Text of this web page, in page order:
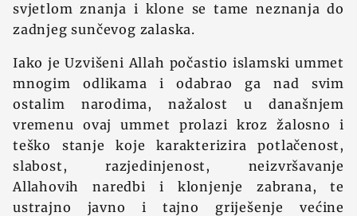
svjetlom znanja i klone se tame neznanja do
zadnjeg sunčevog zalaska.
Iako je Uzvišeni Allah počastio islamski ummet
mnogim odlikama i odabrao ga nad svim
ostalim narodima, nažalost u današnjem
vremenu ovaj ummet prolazi kroz žalosno i
teško stanje koje karakterizira potlačenost,
slabost, razjedinjenost, neizvršavanje
Allahovih naredbi i klonjenje zabrana, te
ustrajno javno i tajno griješenje većine